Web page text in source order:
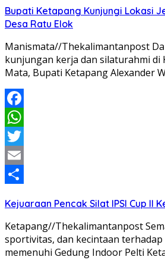
Bupati Ketapang Kunjungi Lokasi
Desa Ratu Elok
Manismata//Thekalimantanpost
kunjungan kerja dan silaturahmi di
Mata, Bupati Ketapang Alexander
Facebook
WhatsApp
Twitter
Email
Kejuaraan Pencak Silat IPSI Cup II
Ketapang//Thekalimantanpost
sportivitas, dan kecintaan terhadap
memenuhi Gedung Indoor Pelti